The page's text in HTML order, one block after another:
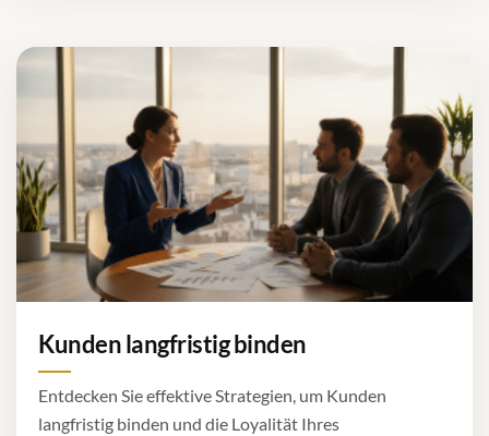
Kunden langfristig binden
Entdecken Sie effektive Strategien, um Kunden
langfristig binden und die Loyalität Ihres